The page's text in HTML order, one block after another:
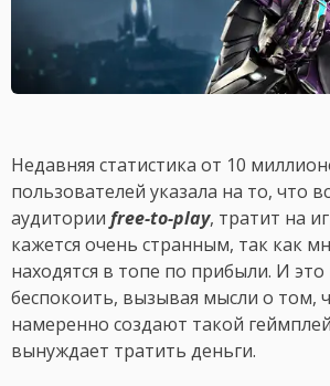
Недавняя статистика от 10
пользователей указала на то, что
аудитории free-to-play, тратит на
кажется очень странным, так как
находятся в топе по прибыли. И
беспокоить, вызывая мысли о том,
намеренно создают такой
вынуждает тратить деньги.